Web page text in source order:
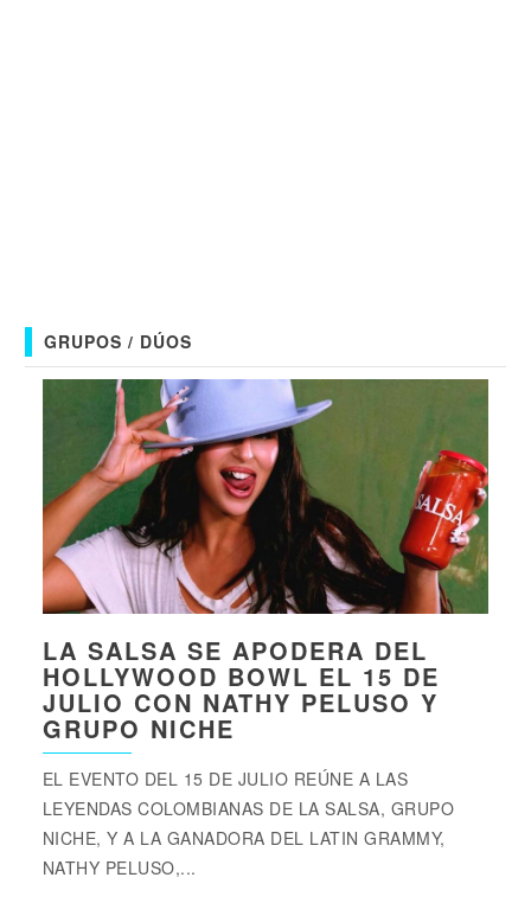
GRUPOS / DÚOS
LA SALSA SE APODERA DEL
HOLLYWOOD BOWL EL 15 DE
JULIO CON NATHY PELUSO Y
GRUPO NICHE
EL EVENTO DEL 15 DE JULIO REÚNE A LAS
LEYENDAS COLOMBIANAS DE LA SALSA, GRUPO
NICHE, Y A LA GANADORA DEL LATIN GRAMMY,
NATHY PELUSO,...